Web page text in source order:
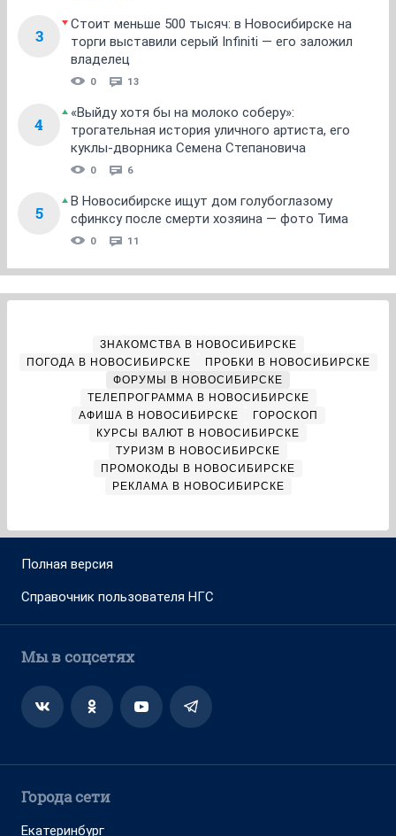
3
Стоит меньше 500 тысяч: в Новосибирске на
торги выставили серый Infiniti — его заложил
владелец
0 13
4
«Выйду хотя бы на молоко соберу»:
трогательная история уличного артиста, его
куклы-дворника Семена Степановича
0 6
5
В Новосибирске ищут дом голубоглазому
сфинксу после смерти хозяина — фото Тима
0 11
ЗНАКОМСТВА В НОВОСИБИРСКЕ
ПОГОДА В НОВОСИБИРСКЕ
ПРОБКИ В НОВОСИБИРСКЕ
ФОРУМЫ В НОВОСИБИРСКЕ
ТЕЛЕПРОГРАММА В НОВОСИБИРСКЕ
АФИША В НОВОСИБИРСКЕ
ГОРОСКОП
КУРСЫ ВАЛЮТ В НОВОСИБИРСКЕ
ТУРИЗМ В НОВОСИБИРСКЕ
ПРОМОКОДЫ В НОВОСИБИРСКЕ
РЕКЛАМА В НОВОСИБИРСКЕ
Полная версия
Справочник пользователя НГС
Мы в соцсетях
Города сети
Екатеринбург